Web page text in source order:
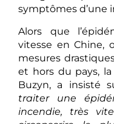
symptômes d’une
Alors que
vitesse en Chine,
mesures
et hors du pays,
Buzyn, a insisté
traiter une
incendie, très